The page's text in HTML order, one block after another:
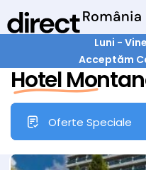
Luni -
Acceptăm
Hotel
Oferte Speciale